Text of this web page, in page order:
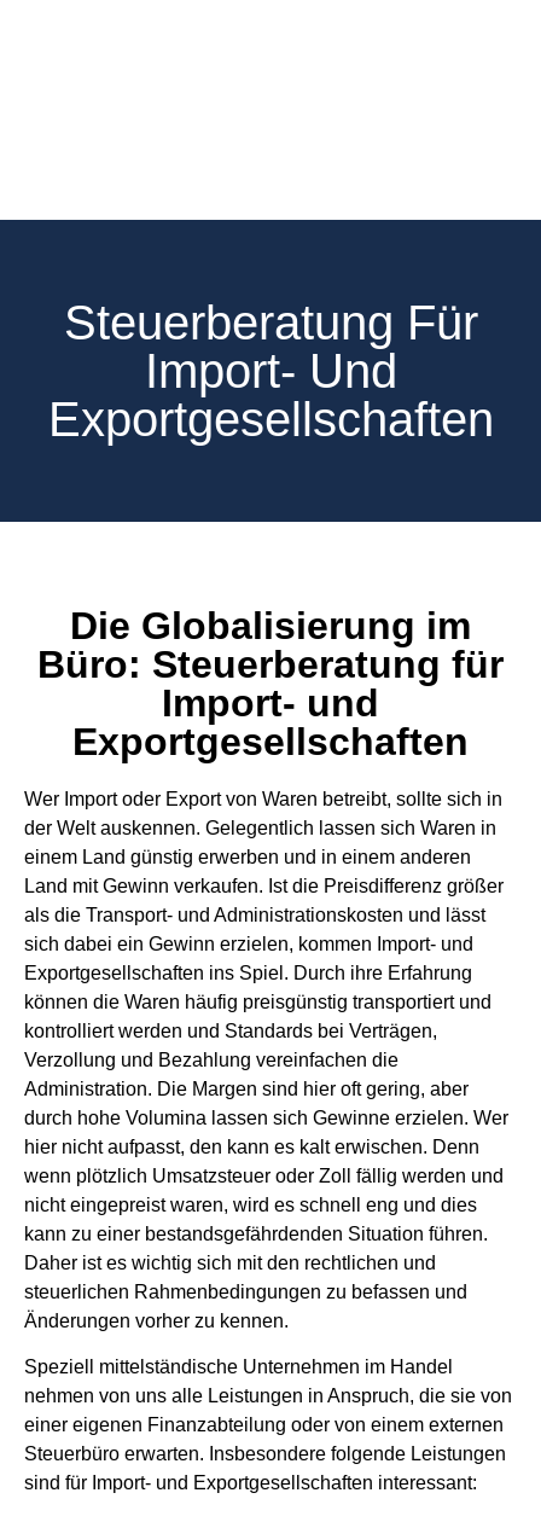
Steuerberatung Für
Import- Und
Exportgesellschaften
Die Globalisierung im
Büro: Steuerberatung für
Import- und
Exportgesellschaften
Wer Import oder Export von Waren betreibt, sollte sich in
der Welt auskennen. Gelegentlich lassen sich Waren in
einem Land günstig erwerben und in einem anderen
Land mit Gewinn verkaufen. Ist die Preisdifferenz größer
als die Transport- und Administrationskosten und lässt
sich dabei ein Gewinn erzielen, kommen Import- und
Exportgesellschaften ins Spiel. Durch ihre Erfahrung
können die Waren häufig preisgünstig transportiert und
kontrolliert werden und Standards bei Verträgen,
Verzollung und Bezahlung vereinfachen die
Administration. Die Margen sind hier oft gering, aber
durch hohe Volumina lassen sich Gewinne erzielen. Wer
hier nicht aufpasst, den kann es kalt erwischen. Denn
wenn plötzlich Umsatzsteuer oder Zoll fällig werden und
nicht eingepreist waren, wird es schnell eng und dies
kann zu einer bestandsgefährdenden Situation führen.
Daher ist es wichtig sich mit den rechtlichen und
steuerlichen Rahmenbedingungen zu befassen und
Änderungen vorher zu kennen.
Speziell mittelständische Unternehmen im Handel
nehmen von uns alle Leistungen in Anspruch, die sie von
einer eigenen Finanzabteilung oder von einem externen
Steuerbüro erwarten. Insbesondere folgende Leistungen
sind für Import- und Exportgesellschaften interessant: